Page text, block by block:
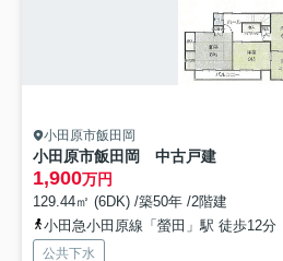
小田原市飯田岡
小田原市飯田岡 中古戸建
1,900万円
129.44㎡ (6DK) /築50年 /2階建
小田急小田原線「螢田」駅 徒歩12分
公共下水